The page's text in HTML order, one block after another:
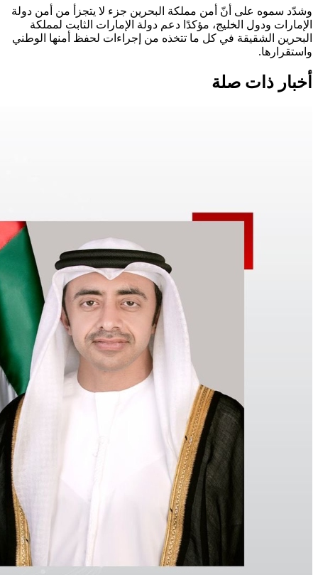
وشدّد سموه على أنّ أمن مملكة البحرين جزء لا يتجزأ من أمن دولة
الإمارات ودول الخليج، مؤكدًا دعم دولة الإمارات الثابت لمملكة
البحرين الشقيقة في كل ما تتخذه من إجراءات لحفظ أمنها الوطني
واستقرارها.
أخبار ذات صلة